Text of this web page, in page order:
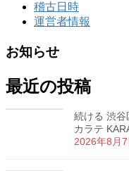
稽古日時
運営者情報
お知らせ
最近の投稿
続ける 渋谷
カラテ
2026年8月7